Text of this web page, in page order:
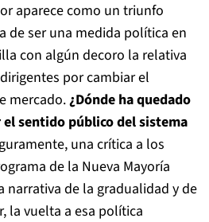
aparece como un triunfo
de ser una medida política en
con algún decoro la relativa
por cambiar el
mercado.¿Dónde ha quedado
sentido público del sistema
una crítica a los
de la Nueva Mayoría
narrativa de la gradualidad y de
la vuelta a esa política